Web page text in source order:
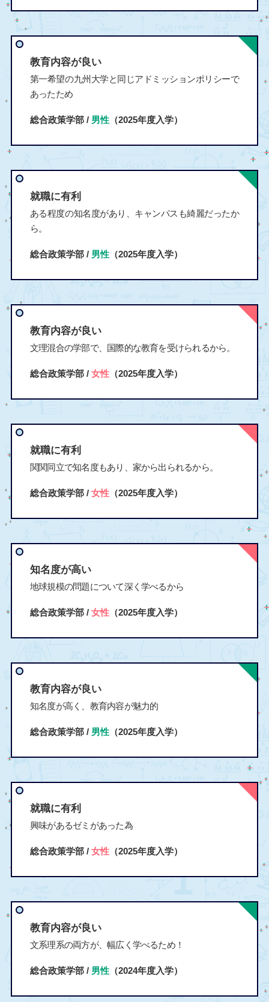
教育内容が良い
第一希望の九州大学と同じアドミッションポリシーで
あったため
総合政策学部 / 男性（2025年度入学）
就職に有利
ある程度の知名度があり、キャンパスも綺麗だったか
ら。
総合政策学部 / 男性（2025年度入学）
教育内容が良い
文理混合の学部で、国際的な教育を受けられるから。
総合政策学部 / 女性（2025年度入学）
就職に有利
関関同立で知名度もあり、家から出られるから。
総合政策学部 / 女性（2025年度入学）
知名度が高い
地球規模の問題について深く学べるから
総合政策学部 / 女性（2025年度入学）
教育内容が良い
知名度が高く、教育内容が魅力的
総合政策学部 / 男性（2025年度入学）
就職に有利
興味があるゼミがあった為
総合政策学部 / 女性（2025年度入学）
教育内容が良い
文系理系の両方が、幅広く学べるため！
総合政策学部 / 男性（2024年度入学）